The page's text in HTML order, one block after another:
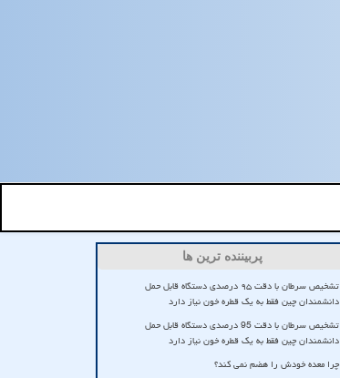
پربیننده ترین ها
تشخیص سرطان با دقت ۹۵ درصدی دستگاه قابل حمل
دانشمندان چین فقط به یک قطره خون نیاز دارد
تشخیص سرطان با دقت 95 درصدی دستگاه قابل حمل
دانشمندان چین فقط به یک قطره خون نیاز دارد
چرا معده خودش را هضم نمی کند؟